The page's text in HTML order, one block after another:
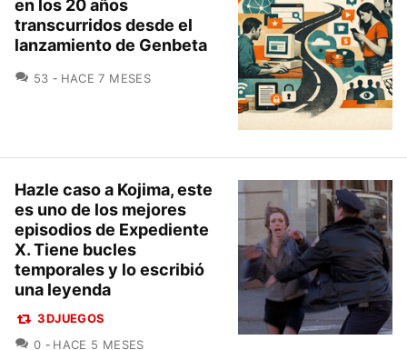
en los 20 años
transcurridos desde el
lanzamiento de Genbeta
53 COMENTARIOS
HACE 7 MESES
Hazle caso a Kojima, este
es uno de los mejores
episodios de Expediente
X. Tiene bucles
temporales y lo escribió
una leyenda
3DJUEGOS
0 COMENTARIOS
HACE 5 MESES